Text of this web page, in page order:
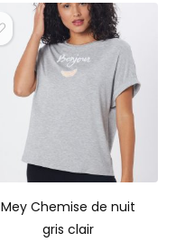
Mey Chemise de nuit
gris clair